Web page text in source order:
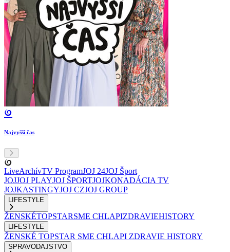
Najvyšší čas
LiveArchívTV ProgramJOJ 24JOJ Šport
JOJJOJ PLAYJOJ ŠPORTJOJKONADÁCIA TV
JOJKASTINGYJOJ CZJOJ GROUP
LIFESTYLE
ŽENSKÉTOPSTARSME CHLAPIZDRAVIEHISTORY
LIFESTYLE
ŽENSKÉ TOPSTAR SME CHLAPI ZDRAVIE HISTORY
SPRAVODAJSTVO